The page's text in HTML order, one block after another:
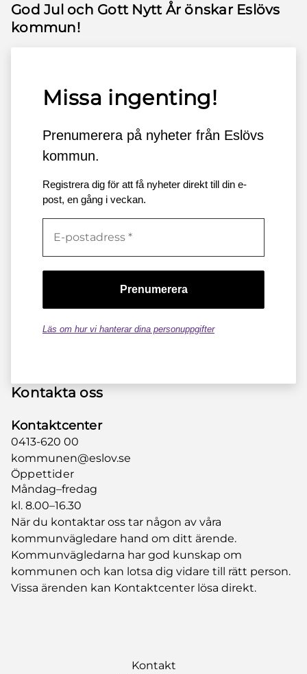
God Jul och Gott Nytt År önskar Eslövs
kommun!
Missa ingenting!
Prenumerera på nyheter från Eslövs
kommun.
Registrera dig för att få nyheter direkt till din e-
post, en gång i veckan.
Läs om hur vi hanterar dina personuppgifter
Kontakta oss
Kontaktcenter
0413-620 00
kommunen@eslov.se
Öppettider
Måndag–fredag
kl. 8.00–16.30
När du kontaktar oss tar någon av våra
kommunvägledare hand om ditt ärende.
Kommunvägledarna har god kunskap om
kommunen och kan lotsa dig vidare till rätt person.
Vissa ärenden kan Kontaktcenter lösa direkt.
Kontakt